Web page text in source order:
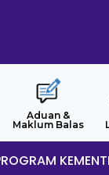
Aduan &
Maklum Balas